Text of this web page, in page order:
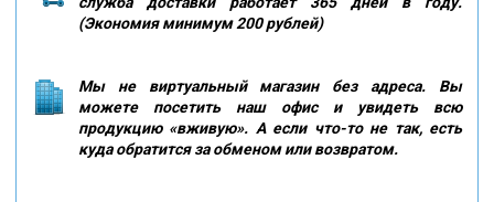
(Экономия минимум 200 рублей)
Мы не виртуальный магазин без адреса. Вы
можете посетить наш офис и увидеть всю
продукцию «вживую». А если что-то не так, есть
куда обратится за обменом или возвратом.